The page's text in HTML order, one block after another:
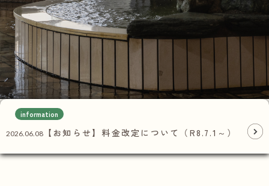
information
2026.08.06
【休館日について】メンテナンスに伴う8月
休館日のお知...
2026.06.08【お知らせ】料金改定について（R8.7.1～）
2026.05.19
【お知らせ】6月8日(月)より女性露天風呂の
営業を中...